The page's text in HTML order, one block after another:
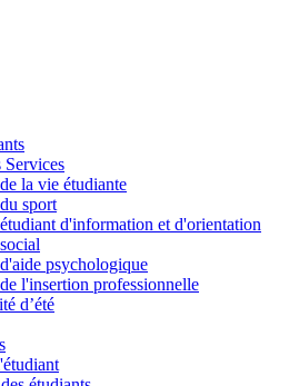
Services
la vie étudiante
sport
d'information et d'orientation
psychologique
l'insertion professionnelle
d’été